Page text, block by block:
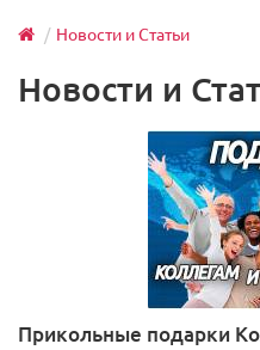
Новости и Статьи
Новости и
Прикольные подарки